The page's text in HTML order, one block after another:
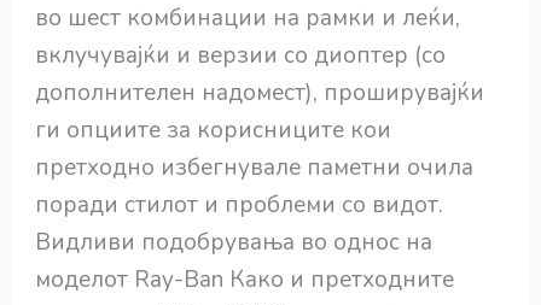
во шест комбинации на рамки и леќи,
вклучувајќи и верзии со диоптер (со
дополнителен надомест), проширувајќи
ги опциите за корисниците кои
претходно избегнувале паметни очила
поради стилот и проблеми со видот.
Видливи подобрувања во однос на
моделот Ray-Ban Како и претходните